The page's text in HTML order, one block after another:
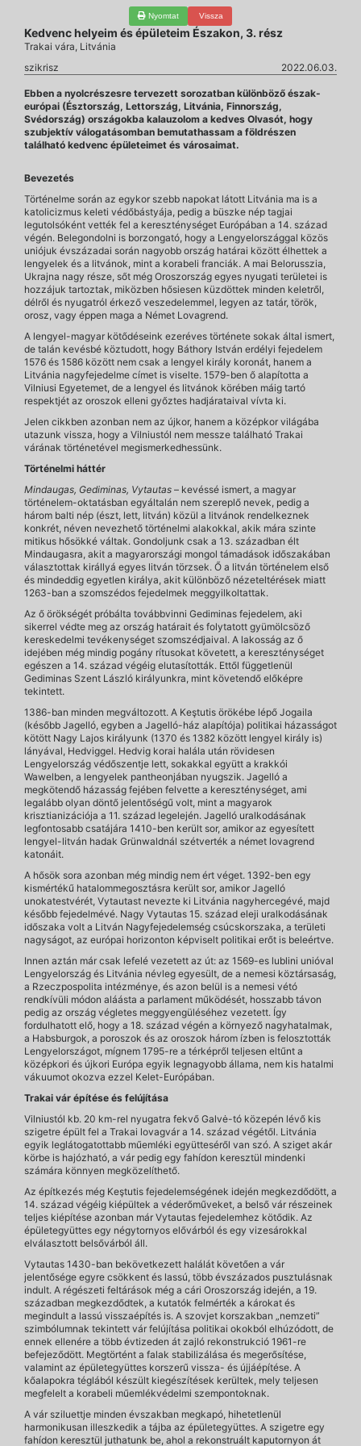
Nyomtat Vissza
Kedvenc helyeim és épületeim Északon, 3. rész
Trakai vára, Litvánia
szikrisz
2022.06.03.
Ebben a nyolcrészesre tervezett sorozatban különböző észak-
európai (Észtország, Lettország, Litvánia, Finnország,
Svédország) országokba kalauzolom a kedves Olvasót, hogy
szubjektív válogatásomban bemutathassam a földrészen
található kedvenc épületeimet és városaimat.
Bevezetés
Történelme során az egykor szebb napokat látott Litvánia ma is a
katolicizmus keleti védőbástyája, pedig a büszke nép tagjai
legutolsóként vették fel a kereszténységet Európában a 14. század
végén. Belegondolni is borzongató, hogy a Lengyelországgal közös
uniójuk évszázadai során nagyobb ország határai között élhettek a
lengyelek és a litvánok, mint a korabeli franciák. A mai Belorusszia,
Ukrajna nagy része, sőt még Oroszország egyes nyugati területei is
hozzájuk tartoztak, miközben hősiesen küzdöttek minden keletről,
délről és nyugatról érkező veszedelemmel, legyen az tatár, török,
orosz, vagy éppen maga a Német Lovagrend.
A lengyel-magyar kötődéseink ezeréves története sokak által ismert,
de talán kevésbé köztudott, hogy Báthory István erdélyi fejedelem
1576 és 1586 között nem csak a lengyel király koronát, hanem a
Litvánia nagyfejedelme címet is viselte. 1579-ben ő alapította a
Vilniusi Egyetemet, de a lengyel és litvánok körében máig tartó
respektjét az oroszok elleni győztes hadjárataival vívta ki.
Jelen cikkben azonban nem az újkor, hanem a középkor világába
utazunk vissza, hogy a Vilniustól nem messze található Trakai
várának történetével megismerkedhessünk.
Történelmi háttér
Mindaugas, Gediminas, Vytautas – kevéssé ismert, a magyar
történelem-oktatásban egyáltalán nem szereplő nevek, pedig a
három balti nép (észt, lett, litván) közül a litvánok rendelkeznek
konkrét, néven nevezhető történelmi alakokkal, akik mára szinte
mitikus hősökké váltak. Gondoljunk csak a 13. században élt
Mindaugasra, akit a magyarországi mongol támadások időszakában
választottak királlyá egyes litván törzsek. Ő a litván történelem első
és mindeddig egyetlen királya, akit különböző nézeteltérések miatt
1263-ban a szomszédos fejedelmek meggyilkoltattak.
Az ő örökségét próbálta továbbvinni Gediminas fejedelem, aki
sikerrel védte meg az ország határait és folytatott gyümölcsöző
kereskedelmi tevékenységet szomszédjaival. A lakosság az ő
idejében még mindig pogány rítusokat követett, a kereszténységet
egészen a 14. század végéig elutasították. Ettől függetlenül
Gediminas Szent László királyunkra, mint követendő előképre
tekintett.
1386-ban minden megváltozott. A Keştutis örökébe lépő Jogaila
(később Jagelló, egyben a Jagelló-ház alapítója) politikai házasságot
kötött Nagy Lajos királyunk (1370 és 1382 között lengyel király is)
lányával, Hedviggel. Hedvig korai halála után rövidesen
Lengyelország védőszentje lett, sokakkal együtt a krakkói
Wawelben, a lengyelek pantheonjában nyugszik. Jagelló a
megkötendő házasság fejében felvette a kereszténységet, ami
legalább olyan döntő jelentőségű volt, mint a magyarok
krisztianizációja a 11. század legelején. Jagelló uralkodásának
legfontosabb csatájára 1410-ben került sor, amikor az egyesített
lengyel-litván hadak Grünwaldnál szétverték a német lovagrend
katonáit.
A hősök sora azonban még mindig nem ért véget. 1392-ben egy
kismértékű hatalommegosztásra került sor, amikor Jagelló
unokatestvérét, Vytautast nevezte ki Litvánia nagyhercegévé, majd
később fejedelmévé. Nagy Vytautas 15. század eleji uralkodásának
időszaka volt a Litván Nagyfejedelemség csúcskorszaka, a területi
nagyságot, az európai horizonton képviselt politikai erőt is beleértve.
Innen aztán már csak lefelé vezetett az út: az 1569-es lublini unióval
Lengyelország és Litvánia névleg egyesült, de a nemesi köztársaság,
a Rzeczpospolita intézménye, és azon belül is a nemesi vétó
rendkívüli módon aláásta a parlament működését, hosszabb távon
pedig az ország végletes meggyengüléséhez vezetett. Így
fordulhatott elő, hogy a 18. század végén a környező nagyhatalmak,
a Habsburgok, a poroszok és az oroszok három ízben is felosztották
Lengyelországot, mígnem 1795-re a térképről teljesen eltűnt a
középkori és újkori Európa egyik legnagyobb állama, nem kis hatalmi
vákuumot okozva ezzel Kelet-Európában.
Trakai vár építése és felújítása
Vilniustól kb. 20 km-rel nyugatra fekvő Galvė-tó közepén lévő kis
szigetre épült fel a Trakai lovagvár a 14. század végétől. Litvánia
egyik leglátogatottabb műemléki együtteséről van szó. A sziget akár
körbe is hajózható, a vár pedig egy fahídon keresztül mindenki
számára könnyen megközelíthető.
Az építkezés még Keştutis fejedelemségének idején megkezdődött, a
14. század végéig kiépültek a véderőműveket, a belső vár részeinek
teljes kiépítése azonban már Vytautas fejedelemhez kötődik. Az
épületegyüttes egy négytornyos elővárból és egy vizesárokkal
elválasztott belsővárból áll.
Vytautas 1430-ban bekövetkezett halálát követően a vár
jelentősége egyre csökkent és lassú, több évszázados pusztulásnak
indult. A régészeti feltárások még a cári Oroszország idején, a 19.
században megkezdődtek, a kutatók felmérték a károkat és
megindult a lassú visszaépítés is. A szovjet korszakban „nemzeti”
szimbólumnak tekintett vár felújítása politikai okokból elhúzódott, de
ennek ellenére a több évtizeden át zajló rekonstrukció 1961-re
befejeződött. Megtörtént a falak stabilizálása és megerősítése,
valamint az épületegyüttes korszerű vissza- és újjáépítése. A
kőalapokra téglából készült kiegészítések kerültek, mely teljesen
megfelelt a korabeli műemlékvédelmi szempontoknak.
A vár sziluettje minden évszakban megkapó, hihetetlenül
harmonikusan illeszkedik a tájba az épületegyüttes. A szigetre egy
fahídon keresztül juthatunk be, ahol a rekonstruált kaputornyon át